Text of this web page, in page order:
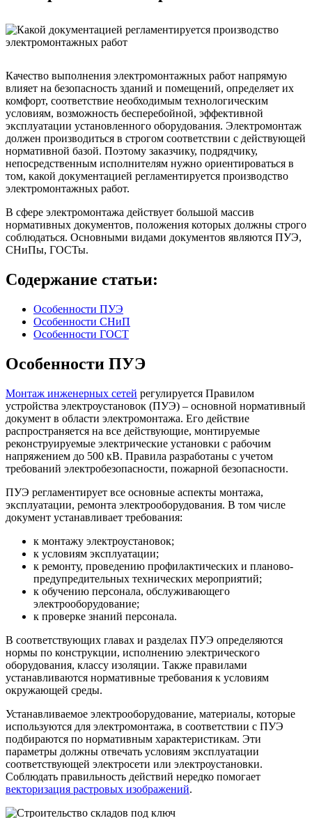
Качество выполнения электромонтажных работ напрямую
влияет на безопасность зданий и помещений, определяет их
комфорт, соответствие необходимым технологическим
условиям, возможность бесперебойной, эффективной
эксплуатации установленного оборудования. Электромонтаж
должен производиться в строгом соответствии с действующей
нормативной базой. Поэтому заказчику, подрядчику,
непосредственным исполнителям нужно ориентироваться в
том, какой документацией регламентируется производство
электромонтажных работ.
В сфере электромонтажа действует большой массив
нормативных документов, положения которых должны строго
соблюдаться. Основными видами документов являются ПУЭ,
СНиПы, ГОСТы.
Содержание статьи:
Особенности ПУЭ
Особенности СНиП
Особенности ГОСТ
Особенности ПУЭ
Монтаж инженерных сетей регулируется Правилом
устройства электроустановок (ПУЭ) ­– основной нормативный
документ в области электромонтажа. Его действие
распространяется на все действующие, монтируемые
реконструируемые электрические установки с рабочим
напряжением до 500 кВ. Правила разработаны с учетом
требований электробезопасности, пожарной безопасности.
ПУЭ регламентирует все основные аспекты монтажа,
эксплуатации, ремонта электрооборудования. В том числе
документ устанавливает требования:
к монтажу электроустановок;
к условиям эксплуатации;
к ремонту, проведению профилактических и планово-
предупредительных технических мероприятий;
к обучению персонала, обслуживающего
электрооборудование;
к проверке знаний персонала.
В соответствующих главах и разделах ПУЭ определяются
нормы по конструкции, исполнению электрического
оборудования, классу изоляции. Также правилами
устанавливаются нормативные требования к условиям
окружающей среды.
Устанавливаемое электрооборудование, материалы, которые
используются для электромонтажа, в соответствии с ПУЭ
подбираются по нормативным характеристикам. Эти
параметры должны отвечать условиям эксплуатации
соответствующей электросети или электроустановки.
Соблюдать правильность действий нередко помогает
векторизация растровых изображений.